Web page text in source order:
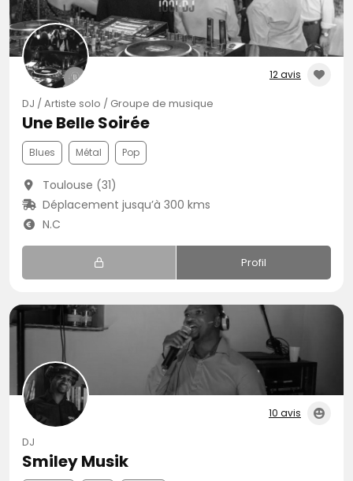
12 avis
DJ / Artiste solo / Groupe de musique
Une Belle Soirée
Blues Métal Pop
Toulouse (31)
Déplacement jusqu’à 300 kms
N.C
Profil
10 avis
DJ
Smiley Musik